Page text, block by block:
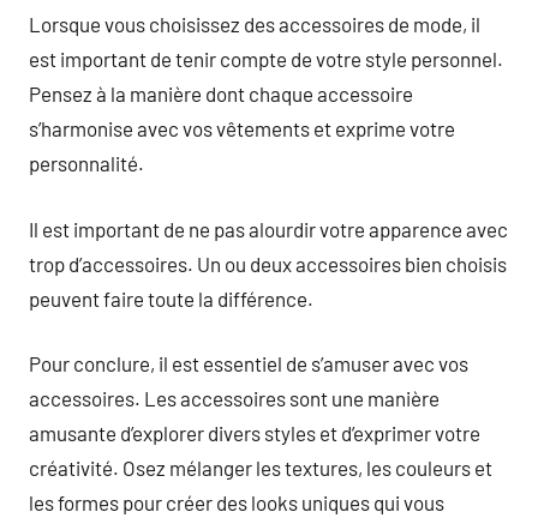
Lorsque vous choisissez des accessoires de mode, il
est important de tenir compte de votre style personnel.
Pensez à la manière dont chaque accessoire
s’harmonise avec vos vêtements et exprime votre
personnalité.
Il est important de ne pas alourdir votre apparence avec
trop d’accessoires. Un ou deux accessoires bien choisis
peuvent faire toute la différence.
Pour conclure, il est essentiel de s’amuser avec vos
accessoires. Les accessoires sont une manière
amusante d’explorer divers styles et d’exprimer votre
créativité. Osez mélanger les textures, les couleurs et
les formes pour créer des looks uniques qui vous